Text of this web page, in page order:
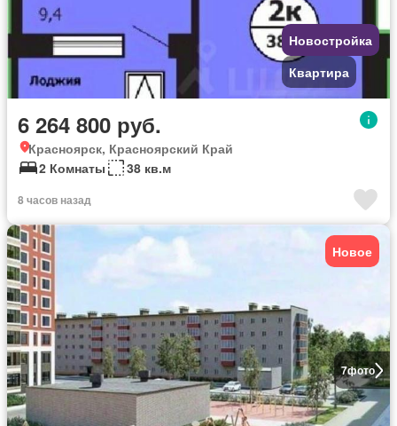
Новостройка
Квартира
6 264 800 руб.
Красноярск, Красноярский Край
2 Комнаты
38 кв.м
8 часов назад
7фото
Новое